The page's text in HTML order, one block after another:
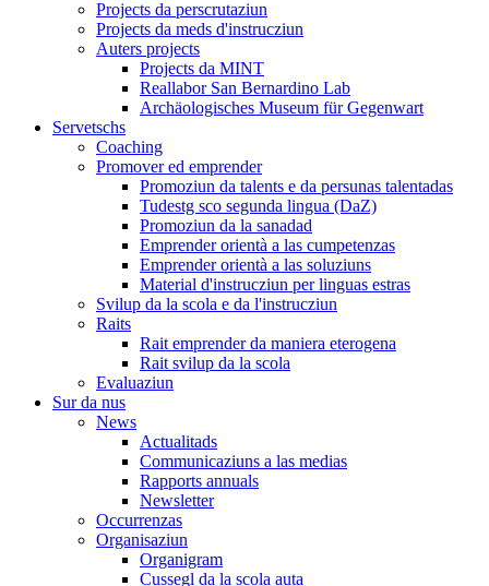
Projects da perscrutaziun
Projects da meds d'instrucziun
Auters projects
Projects da MINT
Reallabor San Bernardino Lab
Archäologisches Museum für Gegenwart
Servetschs
Coaching
Promover ed emprender
Promoziun da talents e da persunas talentadas
Tudestg sco segunda lingua (DaZ)
Promoziun da la sanadad
Emprender orientà a las cumpetenzas
Emprender orientà a las soluziuns
Material d'instrucziun per linguas estras
Svilup da la scola e da l'instrucziun
Raits
Rait emprender da maniera eterogena
Rait svilup da la scola
Evaluaziun
Sur da nus
News
Actualitads
Communicaziuns a las medias
Rapports annuals
Newsletter
Occurrenzas
Organisaziun
Organigram
Cussegl da la scola auta